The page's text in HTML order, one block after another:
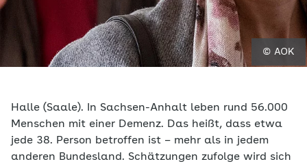
© AOK
Halle (Saale). In Sachsen-Anhalt leben rund 56.000
Menschen mit einer Demenz. Das heißt, dass etwa
jede 38. Person betroffen ist – mehr als in jedem
anderen Bundesland. Schätzungen zufolge wird sich